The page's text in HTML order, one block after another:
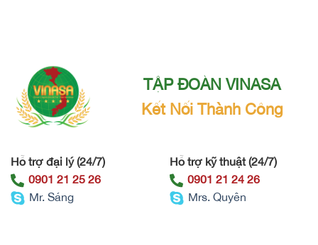
TẬP ĐOÀN VINASA
Kết Nối Thành Công
Hỗ trợ đại lý (24/7)
0901 21 25 26
Mr. Sáng
Hỗ trợ kỹ thuật (24/7)
0901 21 24 26
Mrs. Quyên